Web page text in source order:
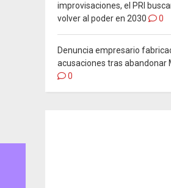
improvisaciones, el PRI
volver al poder en 2030
0
Denuncia empresario
acusaciones tras abandonar
0